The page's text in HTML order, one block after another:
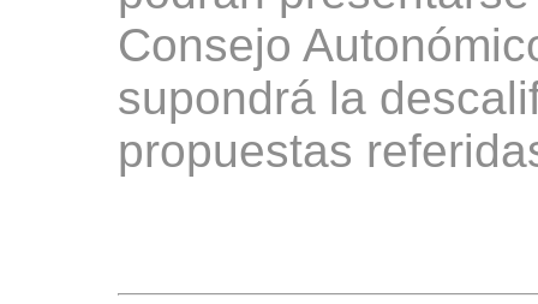
Consejo
supondrá la
propuestas